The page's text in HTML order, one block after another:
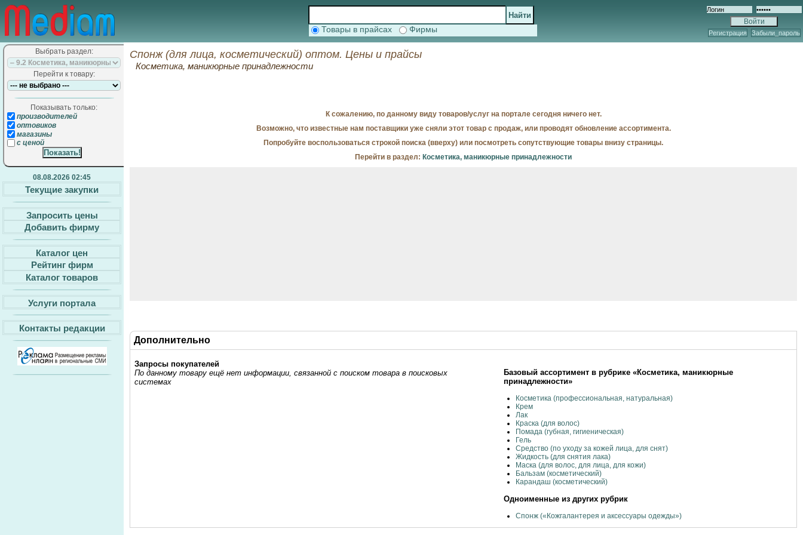
Товары в прайсах Фирмы Регистрация Забыли_пароль
Выбрать раздел:
Перейти к товару:
Показывать только:
производителей
оптовиков
магазины
с ценой
08.08.2026 02:45
Текущие закупки
Запросить цены
Добавить фирму
Каталог цен
Рейтинг фирм
Каталог товаров
Услуги портала
Контакты редакции
Спонж (для лица, косметический) оптом. Цены и прайсы
Косметика, маникюрные принадлежности
К сожалению, по данному виду товаров/услуг на портале сегодня ничего нет.
Возможно, что известные нам поставщики уже сняли этот товар с продаж, или проводят обновление ассортимента.
Попробуйте воспользоваться строкой поиска (вверху) или посмотреть сопутствующие товары внизу страницы.
Перейти в раздел: Косметика, маникюрные принадлежности
Дополнительно
Запросы покупателей
По данному товару ещё нет информации, связанной с поиском товара в поисковых
системах
Базовый ассортимент в рубрике «Косметика, маникюрные
принадлежности»
Косметика (профессиональная, натуральная)
Крем
Лак
Краска (для волос)
Помада (губная, гигиеническая)
Гель
Средство (по уходу за кожей лица, для снят)
Жидкость (для снятия лака)
Маска (для волос, для лица, для кожи)
Бальзам (косметический)
Карандаш (косметический)
Одноименные из других рубрик
Спонж («Кожгалантерея и аксессуары одежды»)